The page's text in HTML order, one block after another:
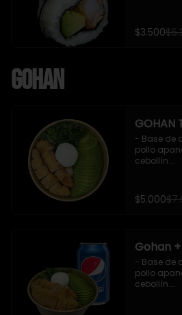
$3.500
Gohan
GOHAN
- Base de
pollo
cebollín.
$5.000
Gohan
- Base de
pollo
cebollín.